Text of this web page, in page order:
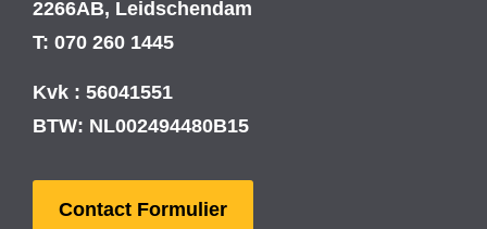
2266AB, Leidschendam
T: 070 260 1445
Kvk : 56041551
BTW: NL002494480B15
Contact Formulier